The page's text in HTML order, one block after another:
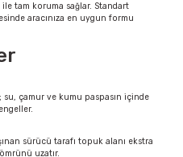
tam koruma sağlar. Standart
aracınıza en uygun formu
çamur ve kumu paspasın içinde
sürücü tarafı topuk alanı ekstra
uzatır.